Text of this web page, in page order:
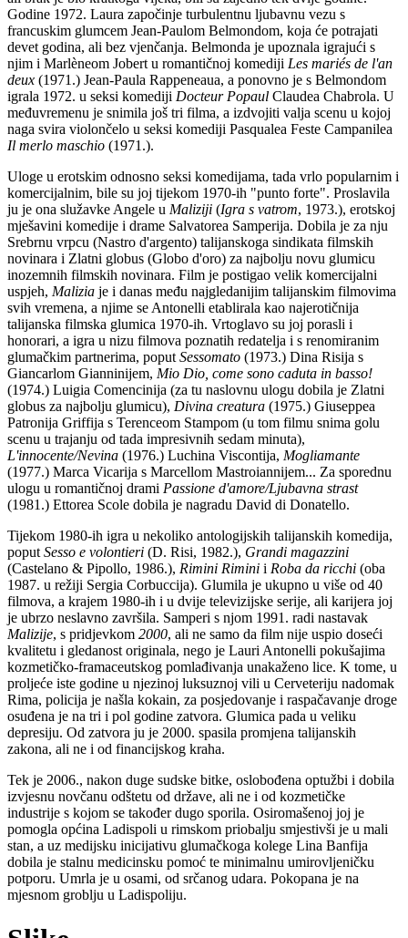
Godine 1972. Laura započinje turbulentnu ljubavnu vezu s
francuskim glumcem Jean-Paulom Belmondom, koja će potrajati
devet godina, ali bez vjenčanja. Belmonda je upoznala igrajući s
njim i Marlèneom Jobert u romantičnoj komediji Les mariés de l'an
deux (1971.) Jean-Paula Rappeneaua, a ponovno je s Belmondom
igrala 1972. u seksi komediji Docteur Popaul Claudea Chabrola. U
međuvremenu je snimila još tri filma, a izdvojiti valja scenu u kojoj
naga svira violončelo u seksi komediji Pasqualea Feste Campanilea
Il merlo maschio (1971.).
Uloge u erotskim odnosno seksi komedijama, tada vrlo popularnim i
komercijalnim, bile su joj tijekom 1970-ih "punto forte". Proslavila
ju je ona služavke Angele u Maliziji (Igra s vatrom, 1973.), erotskoj
mješavini komedije i drame Salvatorea Samperija. Dobila je za nju
Srebrnu vrpcu (Nastro d'argento) talijanskoga sindikata filmskih
novinara i Zlatni globus (Globo d'oro) za najbolju novu glumicu
inozemnih filmskih novinara. Film je postigao velik komercijalni
uspjeh, Malizia je i danas među najgledanijim talijanskim filmovima
svih vremena, a njime se Antonelli etablirala kao najerotičnija
talijanska filmska glumica 1970-ih. Vrtoglavo su joj porasli i
honorari, a igra u nizu filmova poznatih redatelja i s renomiranim
glumačkim partnerima, poput Sessomato (1973.) Dina Risija s
Giancarlom Gianninijem, Mio Dio, come sono caduta in basso!
(1974.) Luigia Comencinija (za tu naslovnu ulogu dobila je Zlatni
globus za najbolju glumicu), Divina creatura (1975.) Giuseppea
Patronija Griffija s Terenceom Stampom (u tom filmu snima golu
scenu u trajanju od tada impresivnih sedam minuta),
L'innocente/Nevina (1976.) Luchina Viscontija, Mogliamante
(1977.) Marca Vicarija s Marcellom Mastroiannijem... Za sporednu
ulogu u romantičnoj drami Passione d'amore/Ljubavna strast
(1981.) Ettorea Scole dobila je nagradu David di Donatello.
Tijekom 1980-ih igra u nekoliko antologijskih talijanskih komedija,
poput Sesso e volontieri (D. Risi, 1982.), Grandi magazzini
(Castelano & Pipollo, 1986.), Rimini Rimini i Roba da ricchi (oba
1987. u režiji Sergia Corbuccija). Glumila je ukupno u više od 40
filmova, a krajem 1980-ih i u dvije televizijske serije, ali karijera joj
je ubrzo neslavno završila. Samperi s njom 1991. radi nastavak
Malizije, s pridjevkom 2000, ali ne samo da film nije uspio doseći
kvalitetu i gledanost originala, nego je Lauri Antonelli pokušajima
kozmetičko-framaceutskog pomlađivanja unakaženo lice. K tome, u
proljeće iste godine u njezinoj luksuznoj vili u Cerveteriju nadomak
Rima, policija je našla kokain, za posjedovanje i raspačavanje droge
osuđena je na tri i pol godine zatvora. Glumica pada u veliku
depresiju. Od zatvora ju je 2000. spasila promjena talijanskih
zakona, ali ne i od financijskog kraha.
Tek je 2006., nakon duge sudske bitke, oslobođena optužbi i dobila
izvjesnu novčanu odštetu od države, ali ne i od kozmetičke
industrije s kojom se također dugo sporila. Osiromašenoj joj je
pomogla općina Ladispoli u rimskom priobalju smjestivši je u mali
stan, a uz medijsku inicijativu glumačkoga kolege Lina Banfija
dobila je stalnu medicinsku pomoć te minimalnu umirovljeničku
potporu. Umrla je u osami, od srčanog udara. Pokopana je na
mjesnom groblju u Ladispoliju.